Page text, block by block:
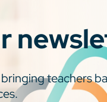
teachers